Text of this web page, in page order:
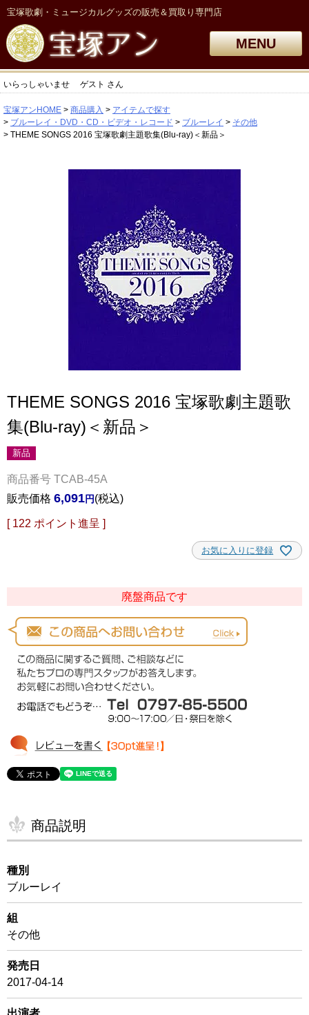
宝塚歌劇・ミュージカルグッズの販売＆買取り専門店
MENU
いらっしゃいませ ゲスト さん
宝塚アンHOME 商品購入
アイテムで探す
ブルーレイ・DVD・CD・ビデオ・レコード
ブルーレイ
その他
THEME SONGS 2016 宝塚歌劇主題歌集(Blu-ray)＜新品＞
THEME SONGS 2016 宝塚歌劇主題歌
集(Blu-ray)＜新品＞
新品
商品番号 TCAB-45A
販売価格 6,091 税込
[ 122 ポイント進呈 ]
お気に入りに登録
廃盤商品です
商品説明
種別
ブルーレイ
組
その他
発売日
2017-04-14